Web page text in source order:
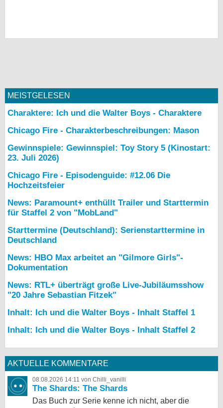
MEISTGELESEN
Charaktere: Ich und die Walter Boys - Charaktere
Chicago Fire - Charakterbeschreibungen: Mason
Gewinnspiele: Gewinnspiel: Toy Story 5 (Kinostart:
23. Juli 2026)
Chicago Fire - Episodenguide: #12.06 Die
Hochzeitsfeier
News: Paramount+ enthüllt Trailer und Starttermin
für Staffel 2 von "MobLand"
Starttermine (Deutschland): Serienstarttermine in
Deutschland
News: HBO Max arbeitet an "Gilmore Girls"-
Dokumentation
News: RTL+ überträgt große Live-Jubiläumsshow
"20 Jahre Sebastian Fitzek"
Inhalt: Ich und die Walter Boys - Inhalt Staffel 1
Inhalt: Ich und die Walter Boys - Inhalt Staffel 2
AKTUELLE KOMMENTARE
08.08.2026 14:11 von Chilli_vanilli
The Shards: The Shards
Das Buch zur Serie kenne ich nicht, aber die